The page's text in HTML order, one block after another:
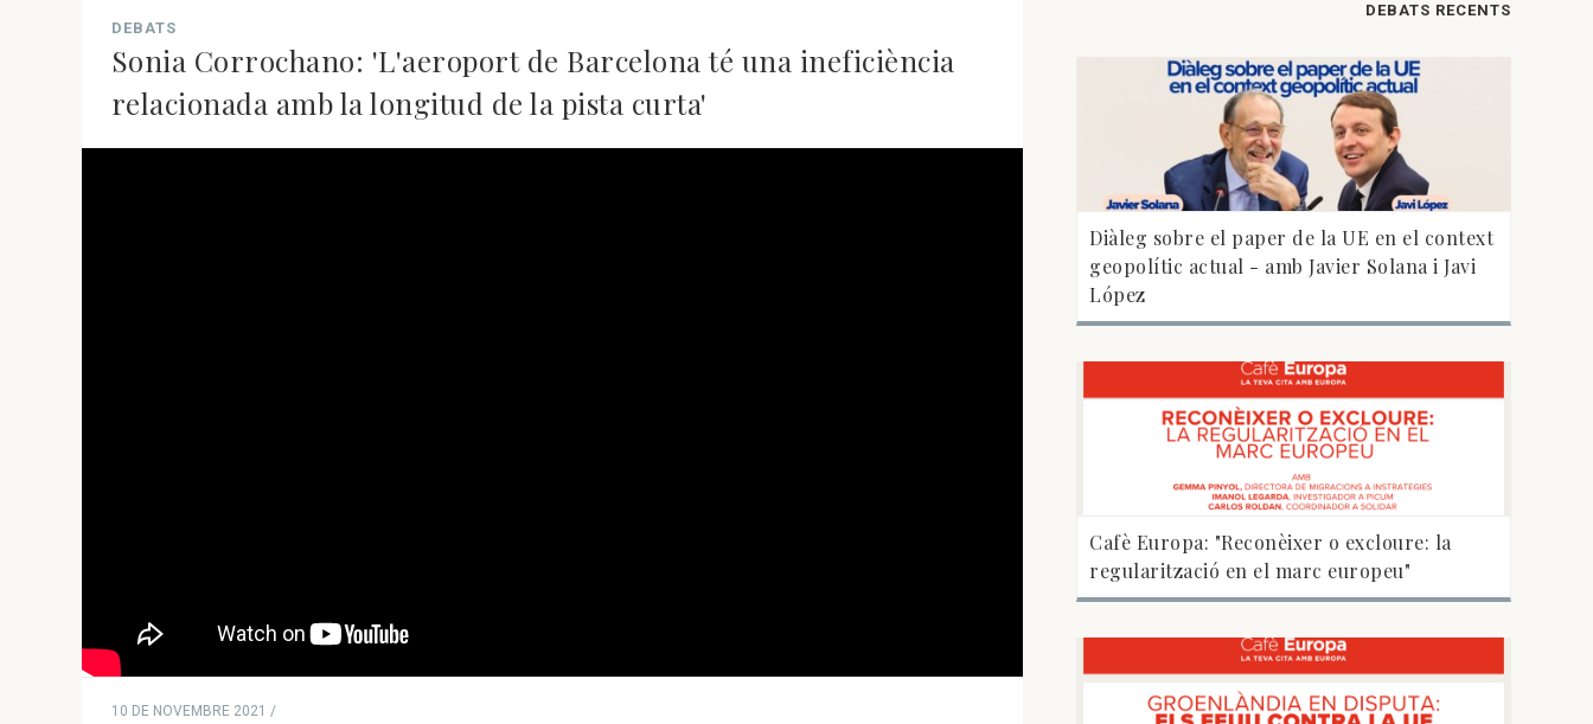
DEBATS
Sonia Corrochano: 'L'aeroport de Barcelona té una ineficiència
relacionada amb la longitud de la pista curta'
10 DE NOVEMBRE 2021 /
DEBATS RECENTS
Diàleg sobre el paper de la UE en el context
geopolític actual - amb Javier Solana i Javi
López
Cafè Europa: "Reconèixer o excloure: la
regularització en el marc europeu"